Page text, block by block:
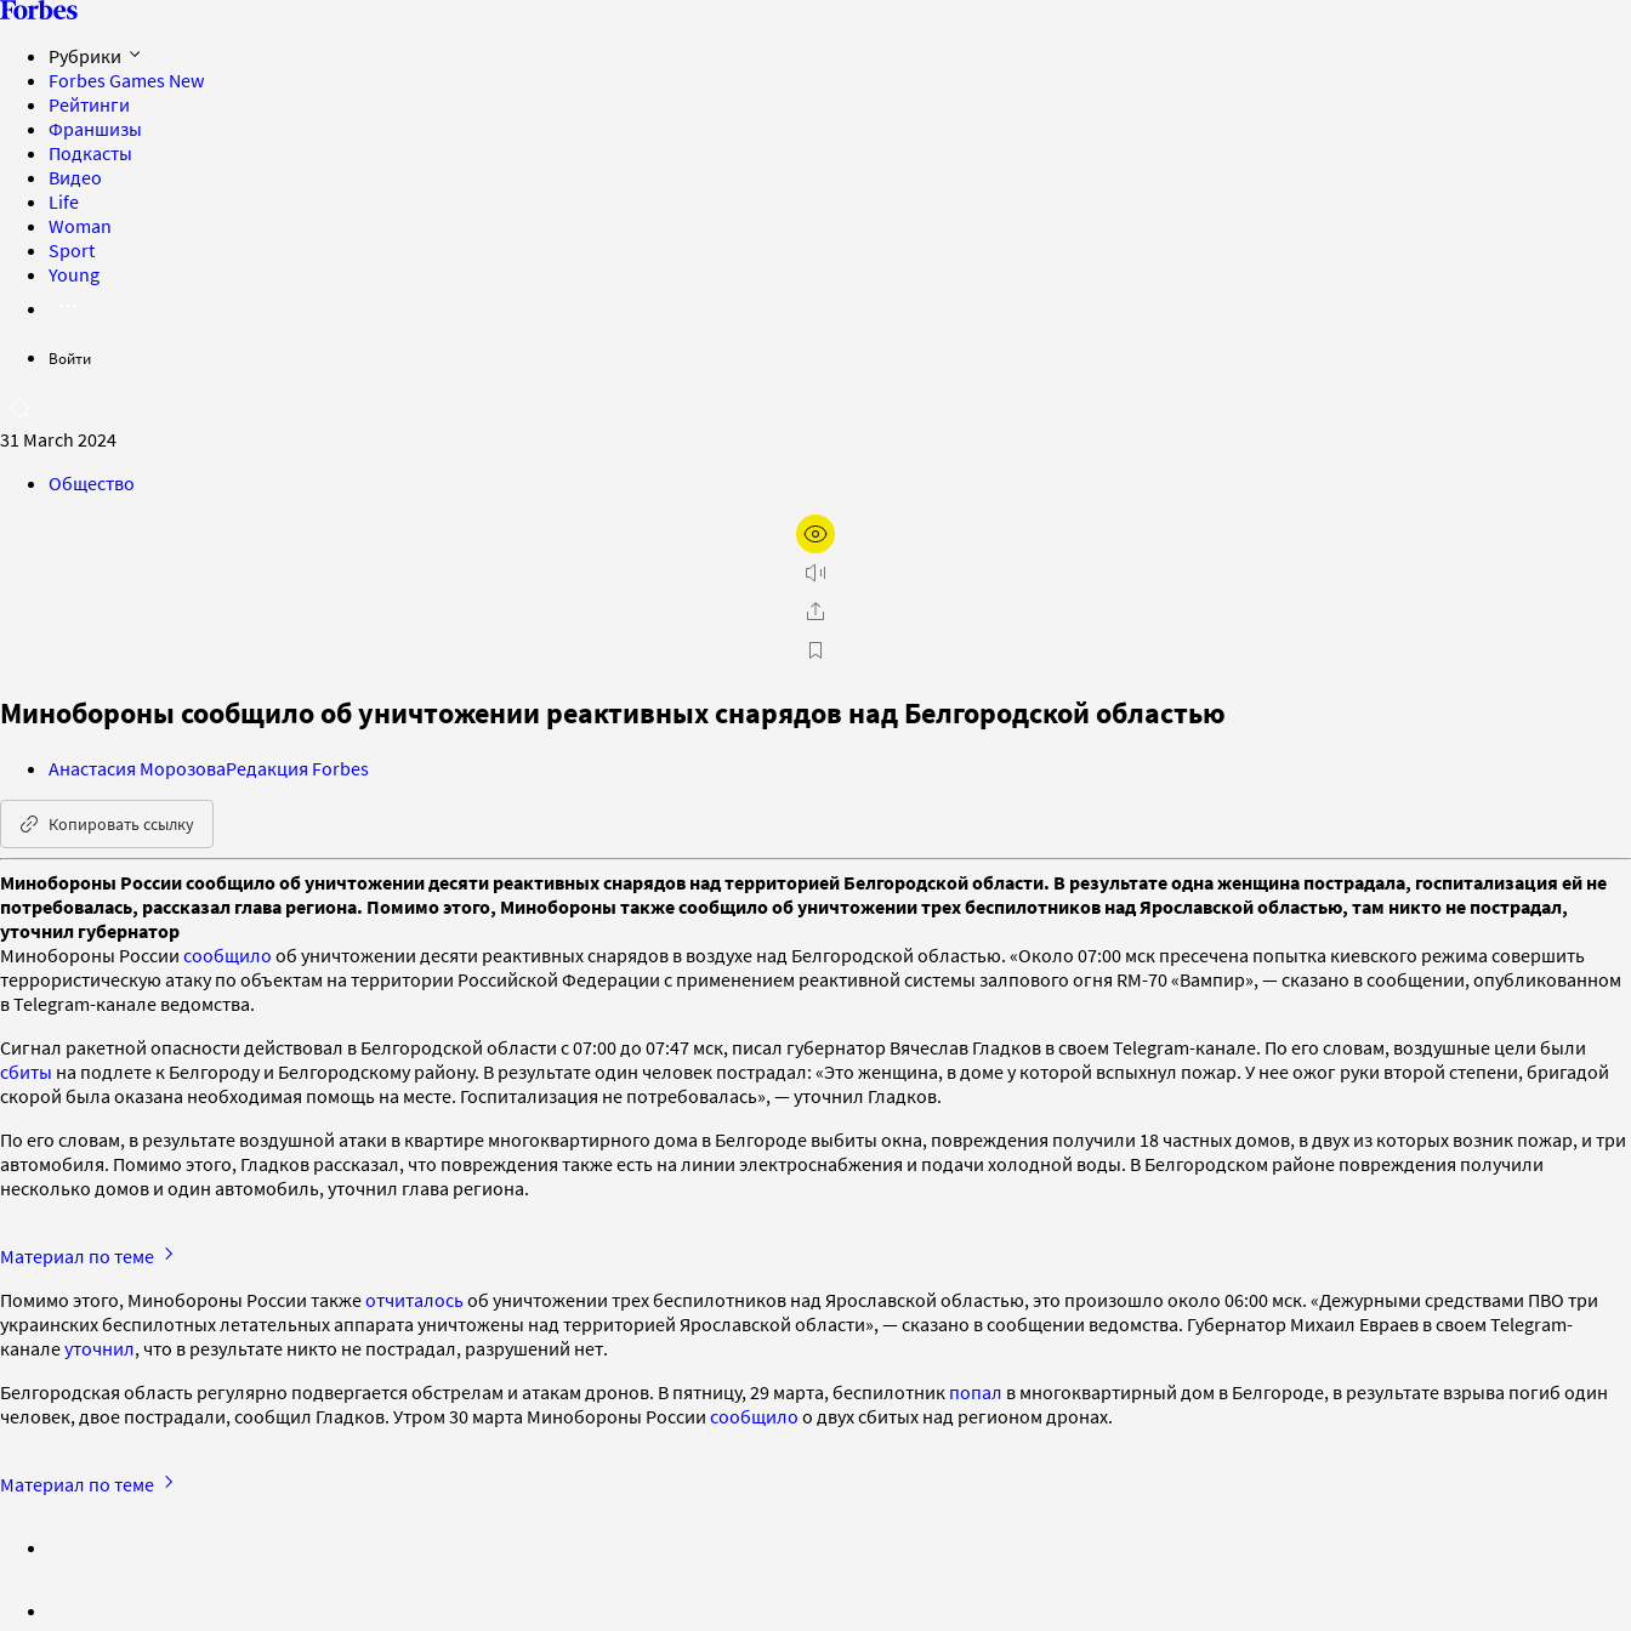
Рубрики
Forbes Games New
Рейтинги
Франшизы
Подкасты
Видео
Life
Woman
Sport
Young
Войти
31 March 2024
Общество
Минобороны сообщило об уничтожении реактивных снарядов над Белгородской областью
Анастасия МорозоваРедакция Forbes
Копировать ссылку
Минобороны России сообщило об уничтожении десяти реактивных снарядов над территорией Белгородской области. В результате одна женщина пострадала, госпитализация ей не
потребовалась, рассказал глава региона. Помимо этого, Минобороны также сообщило об уничтожении трех беспилотников над Ярославской областью, там никто не пострадал,
уточнил губернатор
Минобороны России сообщило об уничтожении десяти реактивных снарядов в воздухе над Белгородской областью. «Около 07:00 мск пресечена попытка киевского режима совершить
террористическую атаку по объектам на территории Российской Федерации с применением реактивной системы залпового огня RM-70 «Вампир», — сказано в сообщении, опубликованном
в Telegram-канале ведомства.
Сигнал ракетной опасности действовал в Белгородской области с 07:00 до 07:47 мск, писал губернатор Вячеслав Гладков в своем Telegram-канале. По его словам, воздушные цели были
сбиты на подлете к Белгороду и Белгородскому району. В результате один человек пострадал: «Это женщина, в доме у которой вспыхнул пожар. У нее ожог руки второй степени, бригадой
скорой была оказана необходимая помощь на месте. Госпитализация не потребовалась», — уточнил Гладков.
По его словам, в результате воздушной атаки в квартире многоквартирного дома в Белгороде выбиты окна, повреждения получили 18 частных домов, в двух из которых возник пожар, и три
автомобиля. Помимо этого, Гладков рассказал, что повреждения также есть на линии электроснабжения и подачи холодной воды. В Белгородском районе повреждения получили
несколько домов и один автомобиль, уточнил глава региона.
Материал по теме
Помимо этого, Минобороны России такжеотчиталосьоб уничтожении трех беспилотников над Ярославской областью, это произошло около 06:00 мск. «Дежурными средствами ПВО три
украинских беспилотных летательных аппарата уничтожены над территорией Ярославской области», — сказано в сообщении ведомства. Губернатор Михаил Евраев в своем Telegram-
каналеуточнил, что в результате никто не пострадал, разрушений нет.
Белгородская область регулярно подвергается обстрелам и атакам дронов. В пятницу, 29 марта, беспилотник попал в многоквартирный дом в Белгороде, в результате взрыва погиб один
человек, двое пострадали, сообщил Гладков. Утром 30 марта Минобороны России сообщило о двух сбитых над регионом дронах.
Материал по теме